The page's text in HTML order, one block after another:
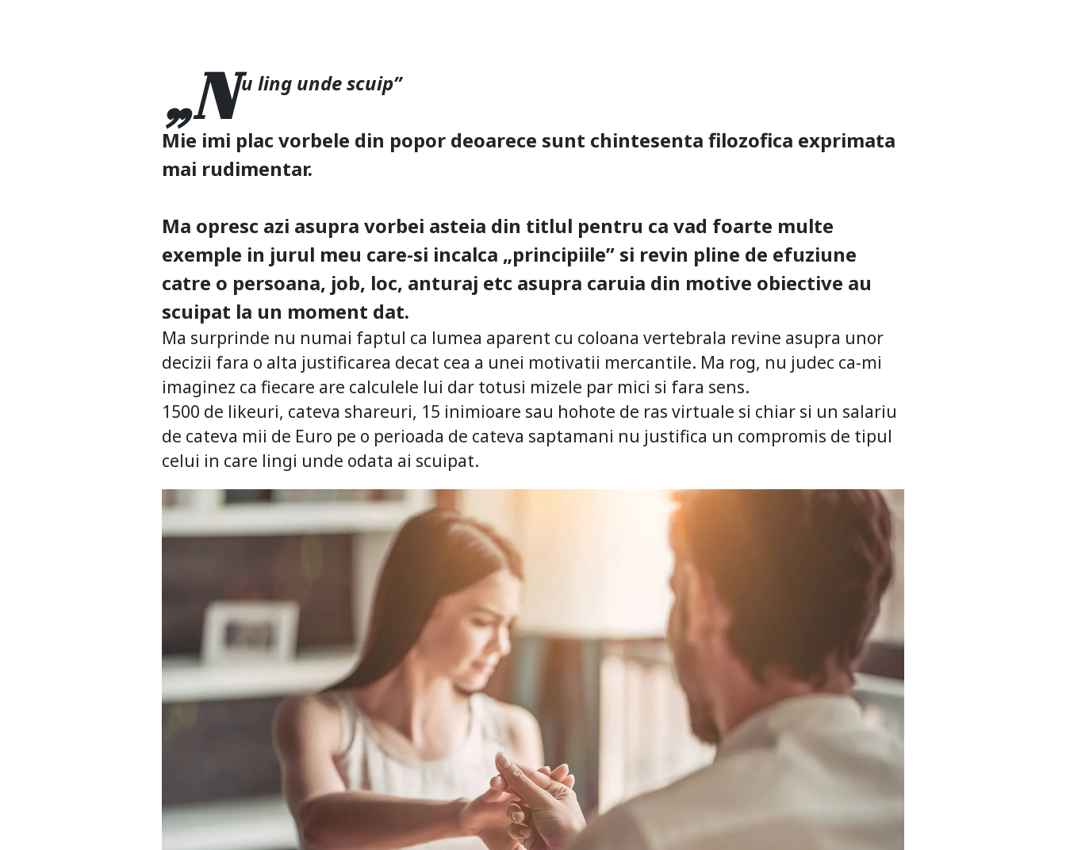
„N u ling unde scuip”
Mie imi plac vorbele din popor deoarece sunt chintesenta filozofica exprimata
mai rudimentar.
Ma opresc azi asupra vorbei asteia din titlul pentru ca vad foarte multe
exemple in jurul meu care-si incalca „principiile” si revin pline de efuziune
catre o persoana, job, loc, anturaj etc asupra caruia din motive obiective au
scuipat la un moment dat.
Ma surprinde nu numai faptul ca lumea aparent cu coloana vertebrala revine asupra unor
decizii fara o alta justificarea decat cea a unei motivatii mercantile. Ma rog, nu judec ca-mi
imaginez ca fiecare are calculele lui dar totusi mizele par mici si fara sens.
1500 de likeuri, cateva shareuri, 15 inimioare sau hohote de ras virtuale si chiar si un salariu
de cateva mii de Euro pe o perioada de cateva saptamani nu justifica un compromis de tipul
celui in care lingi unde odata ai scuipat.